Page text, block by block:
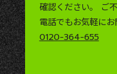
確認ください。
ご
電話でもお気軽にお
0120-364-655